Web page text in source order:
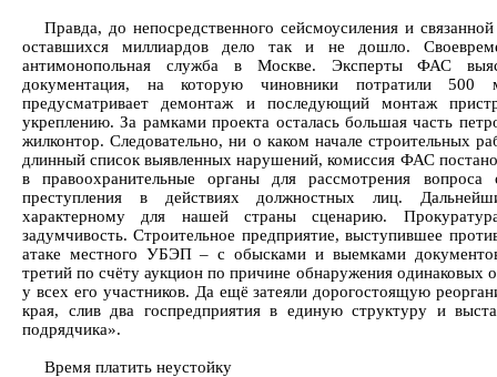
Правда, до непосредственного сейсмоусиления и
оставшихся миллиардов дело так и не дошло.
антимонопольная служба в Москве. Эксперты ФАС
документация, на которую чиновники потратили
предусматривает демонтаж и последующий монтаж
укреплению. За рамками проекта осталась большая часть
жилконтор. Следовательно, ни о каком начале строительных
длинный список выявленных нарушений, комиссия ФАС
в правоохранительные органы для рассмотрения вопроса
преступления в действиях должностных лиц.
характерному для нашей страны сценарию.
задумчивость. Строительное предприятие, выступившее
атаке местного УБЭП – с обысками и выемками
третий по счёту аукцион по причине обнаружения одинаковых
у всех его участников. Да ещё затеяли дорогостоящую
края, слив два госпредприятия в единую структуру и
подрядчика».
Время платить неустойку